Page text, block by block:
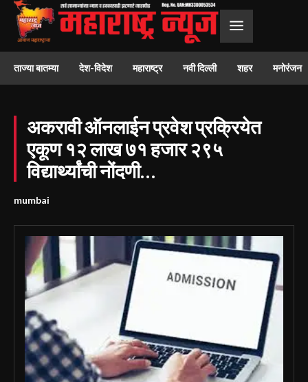
ताज्या बातम्या देश-विदेश महाराष्ट्र नवी दिल्ली शहर मनोरंजन
अकरावी ऑनलाईन प्रवेश प्रक्रियेत
एकूण १२ लाख ७१ हजार २९५
विद्यार्थ्यांची नोंदणी…
mumbai